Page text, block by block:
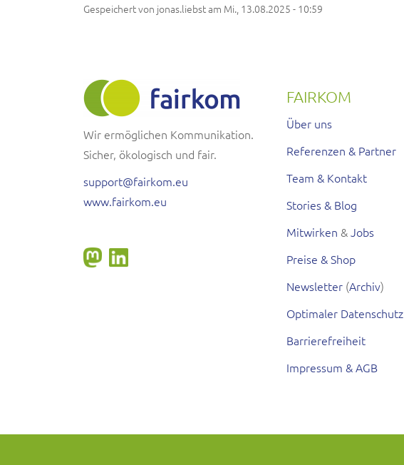
Gespeichert von jonas.liebstam Mi., 13.08.2025 - 10:59
Wir ermöglichen Kommunikation.
Sicher, ökologisch und fair.
support@fairkom.eu
www.fairkom.eu
FAIRKOM
Über uns
Referenzen & Partner
Team & Kontakt
Stories & Blog
Mitwirken &Jobs
Preise & Shop
Newsletter (Archiv)
Optimaler Datenschutz
Barrierefreiheit
Impressum & AGB